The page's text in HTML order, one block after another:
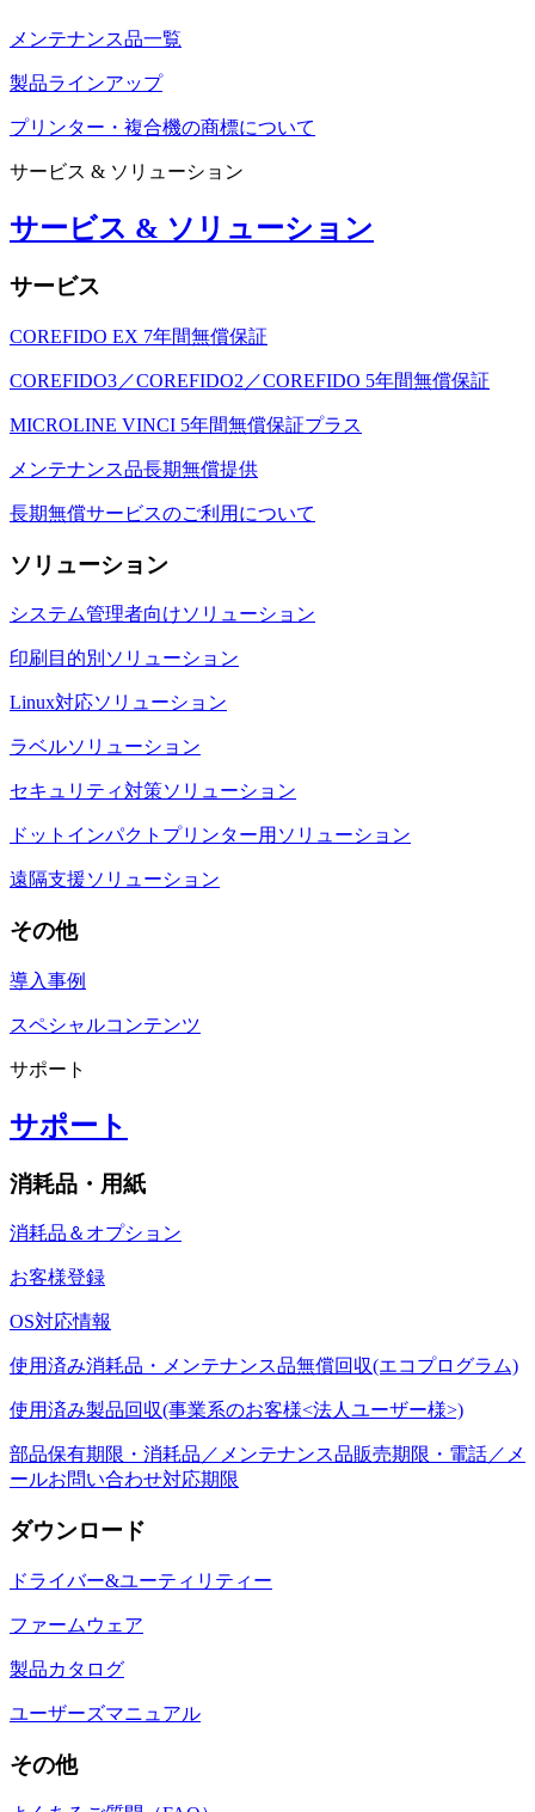
メンテナンス品一覧
製品ラインアップ
プリンター・複合機の商標について
サービス & ソリューション
サービス & ソリューション
サービス
COREFIDO EX 7年間無償保証
COREFIDO3／COREFIDO2／COREFIDO 5年間無償保証
MICROLINE VINCI 5年間無償保証プラス
メンテナンス品長期無償提供
長期無償サービスのご利用について
ソリューション
システム管理者向けソリューション
印刷目的別ソリューション
Linux対応ソリューション
ラベルソリューション
セキュリティ対策ソリューション
ドットインパクトプリンター用ソリューション
遠隔支援ソリューション
その他
導入事例
スペシャルコンテンツ
サポート
サポート
消耗品・用紙
消耗品＆オプション
お客様登録
OS対応情報
使用済み消耗品・メンテナンス品無償回収(エコプログラム)
使用済み製品回収(事業系のお客様<法人ユーザー様>)
部品保有期限・消耗品／メンテナンス品販売期限・電話／メ
ールお問い合わせ対応期限
ダウンロード
ドライバー&ユーティリティー
ファームウェア
製品カタログ
ユーザーズマニュアル
その他